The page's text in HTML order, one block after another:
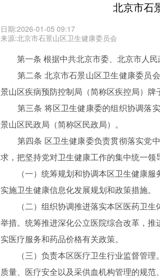
北京市石
日期:2026-01-05 09:17
来源:北京市石景山区卫生健康委员会
第一条 根据中共北京市委、 北京市人民
第二条 北京市石景山区卫生健康委员会
景山区疾病预防控制局（简称区疾控局）牌
第三条 将区卫生健康委的组织协调落
景山区民政局（简称区民政局）。
第四条 区卫生健康委负责贯彻落实党
求 ， 把坚持党对卫生健康工作的集中统一领
（一）统筹规划和协调本区卫生健康服
实施卫生健康信息化发展规划和政策措施。
（二） 组织协调推进落实本区医药卫生
举措。统筹推进深化公立医院综合改革， 推
实医疗服务和药品价格有关政策。
（三）负责本区医疗卫生行业监督管
质量、医疗安全以及采供血机构管理的规范